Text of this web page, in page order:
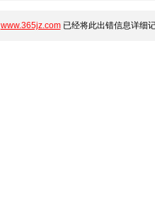
www.365jz.com已经将此出错信息详细